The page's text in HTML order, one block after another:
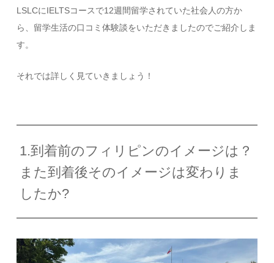
LSLCにIELTSコースで12週間留学されていた社会人の方か
ら、留学生活の口コミ体験談をいただきましたのでご紹介しま
す。
それでは詳しく見ていきましょう！
1.到着前のフィリピンのイメージは？
また到着後そのイメージは変わりま
したか?